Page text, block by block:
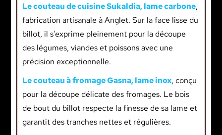
Le couteau de cuisine Sukaldia, lame carbone,
fabrication artisanale à Anglet. Sur la face lisse du
billot, il s’exprime pleinement pour la découpe
des légumes, viandes et poissons avec une
précision exceptionnelle.
Le couteau à fromage Gasna, lame inox, conçu
pour la découpe délicate des fromages. Le bois
de bout du billot respecte la finesse de sa lame et
garantit des tranches nettes et régulières.